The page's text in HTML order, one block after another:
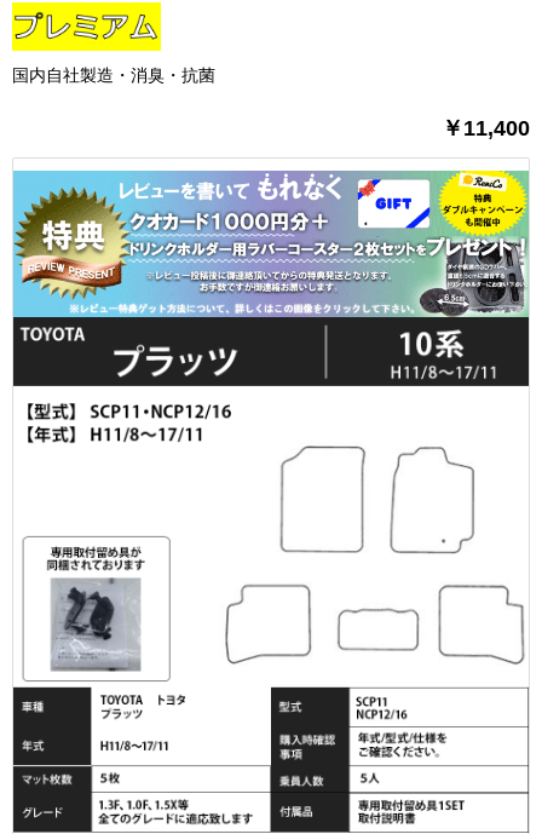
国内自社製造・消臭・抗菌
￥11,400